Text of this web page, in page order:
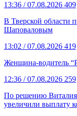
13:36 / 07.08.2026 409
В Тверской области
Шаповаловым
13:02 / 07.08.2026 419
Женщина-водитель
12:36 / 07.08.2026 259
По решению Виталия
увеличили выплату